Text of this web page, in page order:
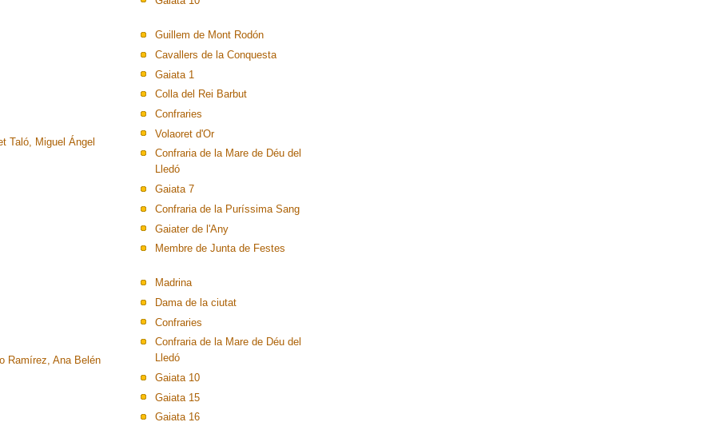
Taló, Miguel Ángel
Guillem de Mont Rodón
Cavallers de la Conquesta
Gaiata 1
Colla del Rei Barbut
Confraries
Volaoret d'Or
Confraria de la Mare de Déu del
Lledó
Gaiata 7
Confraria de la Puríssima Sang
Gaiater de l'Any
Membre de Junta de Festes
Ramírez, Ana Belén
Madrina
Dama de la ciutat
Confraries
Confraria de la Mare de Déu del
Lledó
Gaiata 10
Gaiata 15
Gaiata 16